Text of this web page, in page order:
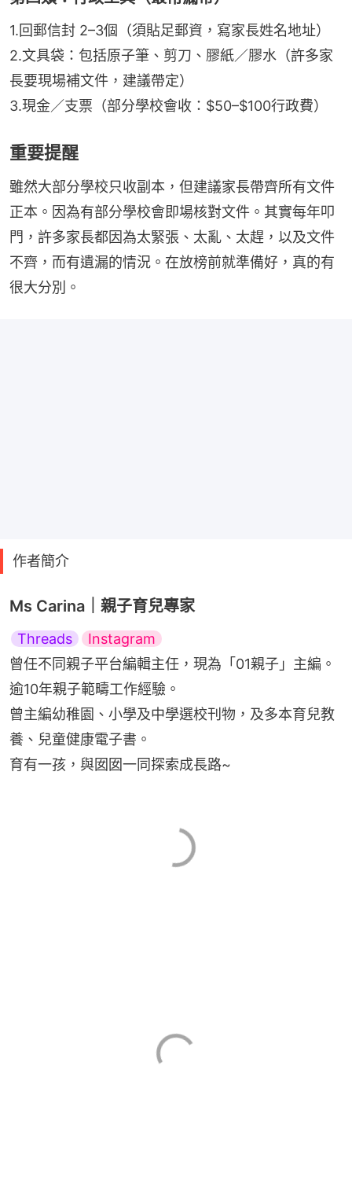
1.回郵信封 2–3個（須貼足郵資，寫家長姓名地址）
2.文具袋：包括原子筆、剪刀、膠紙／膠水（許多家
長要現場補文件，建議帶定）
3.現金／支票（部分學校會收：$50–$100行政費）
重要提醒
雖然大部分學校只收副本，但建議家長帶齊所有文件
正本。因為有部分學校會即場核對文件。其實每年叩
門，許多家長都因為太緊張、太亂、太趕，以及文件
不齊，而有遺漏的情況。在放榜前就準備好，真的有
很大分別。
作者簡介
Ms Carina｜親子育兒專家
Threads
Instagram
曾任不同親子平台編輯主任，現為「01親子」主編。
逾10年親子範疇工作經驗。
曾主編幼稚園、小學及中學選校刊物，及多本育兒教
養、兒童健康電子書。
育有一孩，與囡囡一同探索成長路~